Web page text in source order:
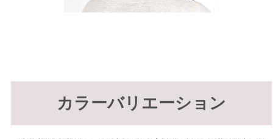
カラーバリエーション